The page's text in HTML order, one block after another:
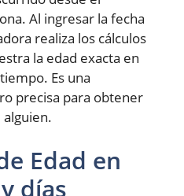
Al ingresar la fecha
realiza los cálculos
la edad exacta en
Es una
precisa para obtener
Edad en
días